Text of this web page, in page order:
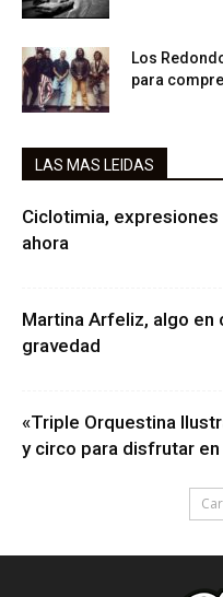
Los
para
LAS MAS LEIDAS
Ciclotimia,
ahora
Martina Arfeliz, algo en
gravedad
«Triple Orquestina
y circo para disfrutar